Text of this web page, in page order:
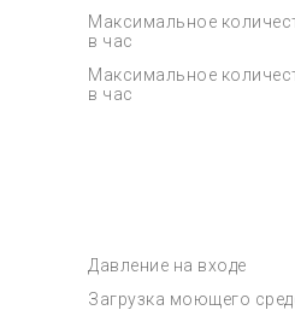
Максимальное
в час
Максимальное
в час
Давление на входе
Загрузка моющего